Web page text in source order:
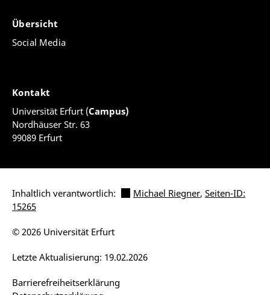
Übersicht
Social Media
Kontakt
Universität Erfurt (Campus)
Nordhäuser Str. 63
99089 Erfurt
Inhaltlich verantwortlich: Michael Riegner, Seiten-ID:
15265
Barrierefreiheitserklärung
Letzte Aktualisierung: 19.02.2026
© 2026 Universität Erfurt